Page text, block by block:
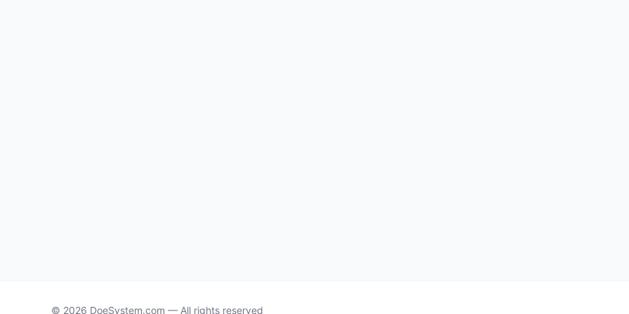
© 2026 DoeSystem.com — All rights reserved